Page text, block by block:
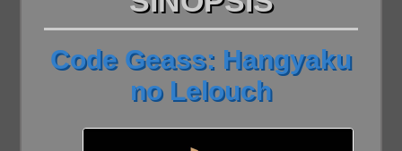
Code Geass: Hangyaku
no Lelouch